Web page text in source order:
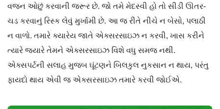
વજન ઓછું કરવાની જરૂર છે. જો તમે મેદસ્વી હો તો સીડી ઊતર-
ચડ કરવાનું રિસ્ક લેવું મુર્ખામી છે. આ જ રીતે નીચે ન બેસો, પલાઠી
ન વાળો. તમારે ક્યારેય જાતે એક્સરસાઇઝ ન કરવી, ખાસ કરીને
ત્યારે જ્યારે તેમને એક્સરસાઇઝ વિશે વધુ સમજ નથી.
એક્સપર્ટની સલાહ મુજબ ઘૂંટણને બિલકુલ નુકસાન ન થાય, પરંતુ
ફાયદો થાય એવી જ એક્સરસાઇઝ તમારે કરવી જોઈએ.